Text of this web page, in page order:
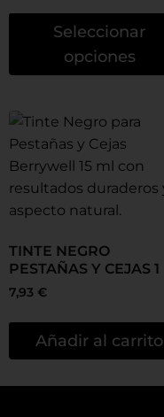
de 5
Seleccionar
opciones
TINTE NEGRO
PESTAÑAS Y CEJAS 1
7,93 €
Añadir al carrito